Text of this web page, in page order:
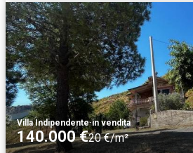
Villa Indipendente·in vendita
140.000 €20 €/m²